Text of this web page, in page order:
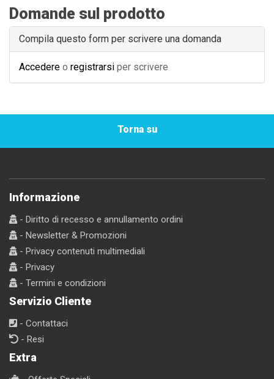
Domande sul prodotto
Compila questo form per scrivere una domanda
Accedere o registrarsi per scrivere
Torna su
Informazione
- Diritto di recesso e annullamento ordini
- Newsletter & Promozioni
- Privacy contenuti multimediali
- Privacy
- Termini e condizioni
Servizio Cliente
- Contattaci
- Resi
Extra